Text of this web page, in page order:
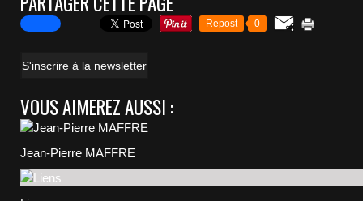
Repost 0
S'inscrire à la newsletter
VOUS AIMEREZ AUSSI :
Jean-Pierre MAFFRE